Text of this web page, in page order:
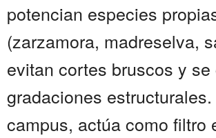
potencian especies
(zarzamora, madreselva,
evitan cortes bruscos y se
gradaciones
campus, actúa como filtro